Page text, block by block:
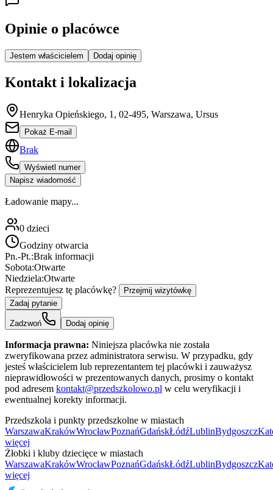
Opinie o placówce
Jestem właścicielem Dodaj opinię
Kontakt i lokalizacja
Henryka Opieńskiego, 1, 02-495, Warszawa, Ursus
Pokaż E-mail
Brak
Wyświetl numer
Napisz wiadomość
Ładowanie mapy...
0 dzieci
Godziny otwarcia
Pn.-Pt.:Brak informacji
Sobota:Otwarte
Niedziela:Otwarte
Reprezentujesz tę placówkę?
Przejmij wizytówkę
Zadaj pytanie
Zadzwoń Dodaj opinię
Informacja prawna: Niniejsza placówka nie została
zweryfikowana przez administratora serwisu. W przypadku, gdy
jesteś właścicielem lub reprezentantem tej placówki i zauważysz
nieprawidłowości w prezentowanych danych, prosimy o kontakt
pod adresem kontakt@przedszkolowo.pl w celu weryfikacji i
ewentualnej korekty informacji.
Przedszkola i punkty przedszkolne w miastach
WarszawaKrakówWrocławPoznańGdańskŁódźLublinBydgoszcz
więcej
Żłobki i kluby dziecięce w miastach
WarszawaKrakówWrocławPoznańGdańskŁódźLublinBydgoszcz
więcej